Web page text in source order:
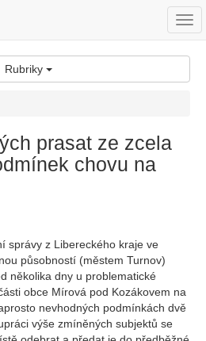
Rubriky
prasat ze zcela
chovu na
správy z Libereckého kraje ve
působností (městem Turnov)
několika dny u problematické
obce Mírová pod Kozákovem na
nevhodných podmínkách dvě
výše zmíněných subjektů se